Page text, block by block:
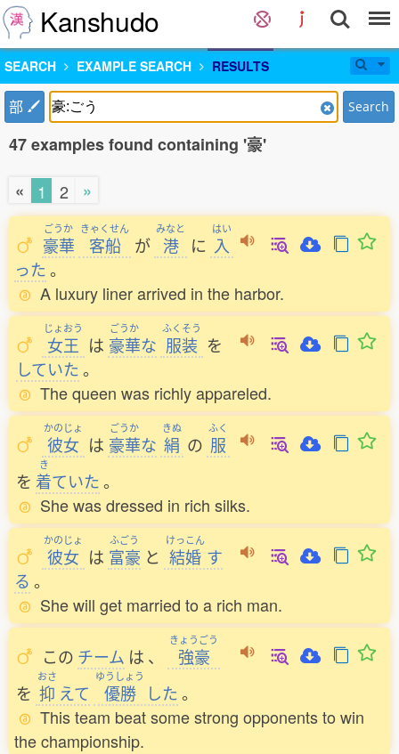
Kanshudo
SEARCH EXAMPLE SEARCH RESULTS
部 Search
47 examples found containing '豪'
« 1 2 »
ごうか
豪華
きゃくせん
客船 が
みなと
港 に
はい
入
った。
A luxury liner arrived in the harbor.
じょおう
女王 は
ごうか
豪華な
ふくそう
服装 を
していた。
The queen was richly appareled.
かのじょ
彼女 は
ごうか
豪華な
きぬ
絹 の
ふく
服
を
き
着ていた。
She was dressed in rich silks.
かのじょ
彼女 は
ふごう
富豪 と
けっこん
結婚 す
る 。
She will get married to a rich man.
この チーム は 、
きょうごう
強豪
を
おさ
抑 えて
ゆうしょう
優勝 した。
This team beat some strong opponents to win
the championship.